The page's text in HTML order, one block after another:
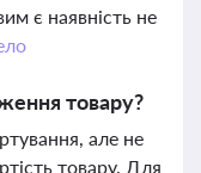
є наявність не
товару?
але не
товару. Для